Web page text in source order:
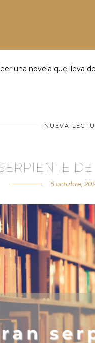
una novela que lleva
NUEVA
6 octubre,